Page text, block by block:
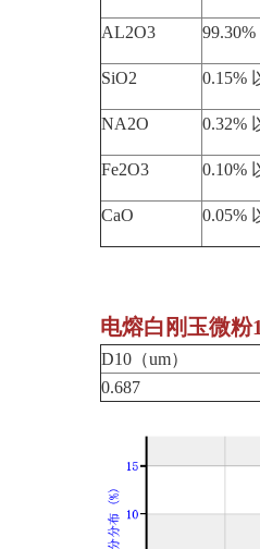
AL2O3
SiO2 0.15%
NA2O 0.32%
Fe2O3 0.10%
CaO 0.05%
电熔白刚玉微粉
D10（um）
0.687